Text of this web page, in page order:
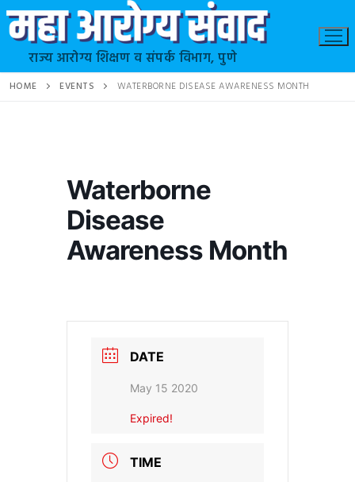
राज्य आरोग्य शिक्षण व संपर्क विभाग, पुणे
HOME EVENTS WATERBORNE DISEASE AWARENESS MONTH
Waterborne
Disease
Awareness Month
DATE
May 15 2020
Expired!
TIME